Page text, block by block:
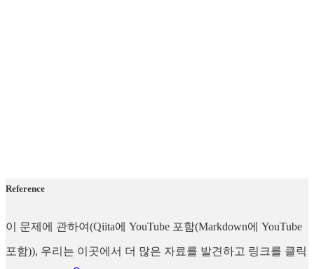
Reference
이 문제에 관하여(Qiita에 YouTube 포함(Markdown에 YouTube
포함)), 우리는 이곳에서 더 많은 자료를 발견하고 링크를 클릭